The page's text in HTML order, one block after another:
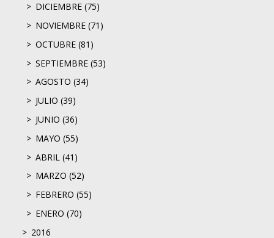
DICIEMBRE (75)
NOVIEMBRE (71)
OCTUBRE (81)
SEPTIEMBRE (53)
AGOSTO (34)
JULIO (39)
JUNIO (36)
MAYO (55)
ABRIL (41)
MARZO (52)
FEBRERO (55)
ENERO (70)
2016